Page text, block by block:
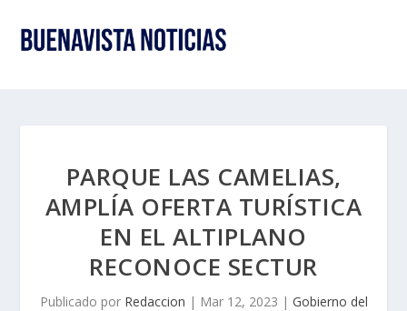
PARQUE LAS CAMELIAS,
AMPLÍA OFERTA TURÍSTICA
EN EL ALTIPLANO
RECONOCE SECTUR
Publicado por Redaccion | Mar 12, 2023 | Gobierno del